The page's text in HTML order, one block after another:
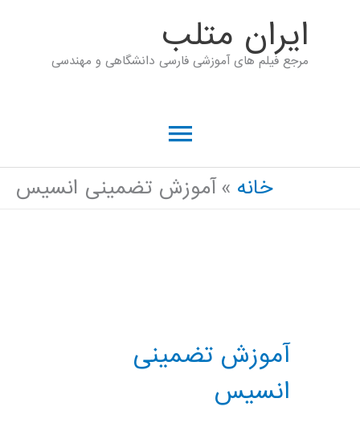
ايران متلب
مرجع فیلم های آموزشی فارسی دانشگاهی و مهندسی
فهرست
اصلی
خانه آموزش تضمینی انسیس
آموزش تضمینی
انسیس